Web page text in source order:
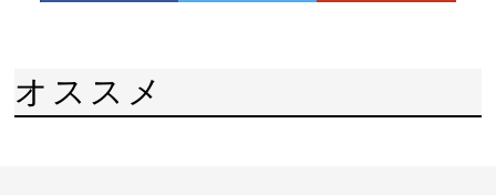
オススメ